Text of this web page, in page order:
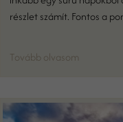
részlet számít. Fontos a
Tovább olvasom